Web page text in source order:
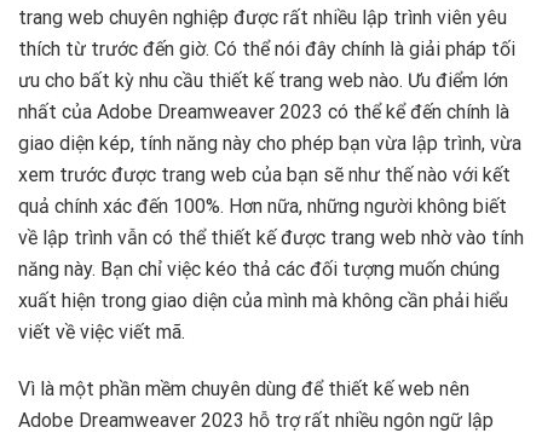
trang web chuyên nghiệp được rất nhiều lập trình viên yêu
thích từ trước đến giờ. Có thể nói đây chính là giải pháp tối
ưu cho bất kỳ nhu cầu thiết kế trang web nào. Ưu điểm lớn
nhất của Adobe Dreamweaver 2023 có thể kể đến chính là
giao diện kép, tính năng này cho phép bạn vừa lập trình, vừa
xem trước được trang web của bạn sẽ như thế nào với kết
quả chính xác đến 100%. Hơn nữa, những người không biết
về lập trình vẫn có thể thiết kế được trang web nhờ vào tính
năng này. Bạn chỉ việc kéo thả các đối tượng muốn chúng
xuất hiện trong giao diện của mình mà không cần phải hiểu
viết về việc viết mã.
Vì là một phần mềm chuyên dùng để thiết kế web nên
Adobe Dreamweaver 2023 hỗ trợ rất nhiều ngôn ngữ lập